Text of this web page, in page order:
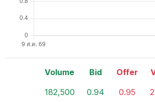
Volume
182,500
Bid
0.94
Offer
0.95